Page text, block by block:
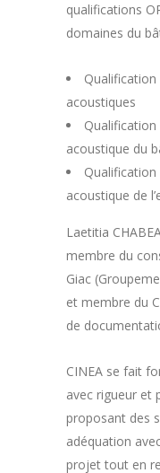
qualifications
domaines du
acoustiques
acoustique du
acoustique de
Laetitia
membre du
Giac
et membre du
de
CINEA se fait
avec rigueur et
proposant des
adéquation
projet tout en